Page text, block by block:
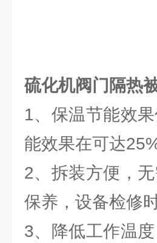
硫化机阀门隔热
1、保温节能效
能效果在可达
2、拆装方便，
保养，设备检修
3、降低工作温